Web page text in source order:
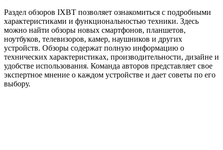
Раздел обзоров IXBT позволяет ознакомиться с подробными
характеристиками и функциональностью техники. Здесь
можно найти обзоры новых смартфонов, планшетов,
ноутбуков, телевизоров, камер, наушников и других
устройств. Обзоры содержат полную информацию о
технических характеристиках, производительности, дизайне и
удобстве использования. Команда авторов представляет свое
экспертное мнение о каждом устройстве и дает советы по его
выбору.